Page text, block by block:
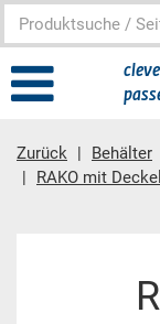
Zurück Behälter
RAKO mit